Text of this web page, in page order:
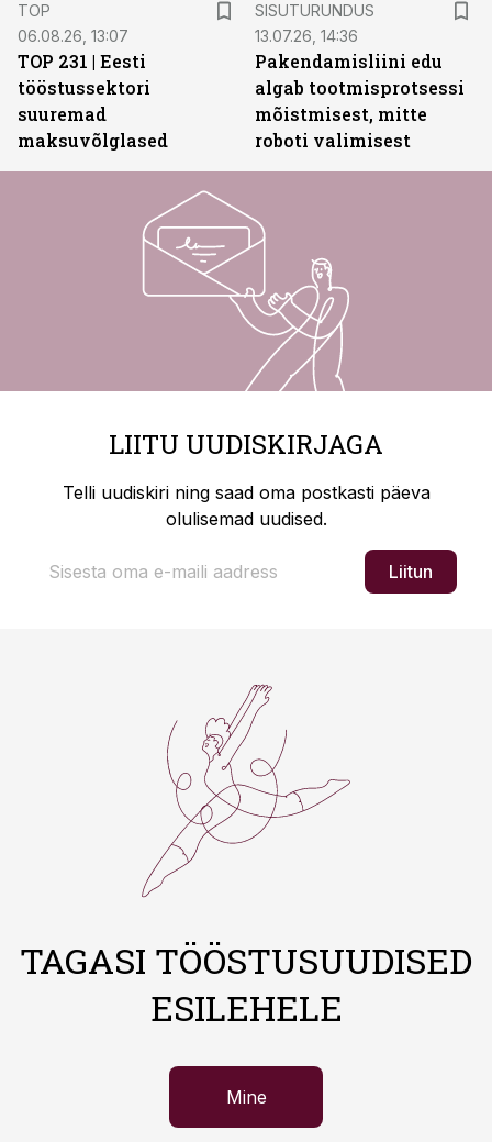
TOP
06.08.26, 13:07
TOP 231 | Eesti
tööstussektori
suuremad
maksuvõlglased
SISUTURUNDUS
13.07.26, 14:36
Pakendamisliini edu
algab tootmisprotsessi
mõistmisest, mitte
roboti valimisest
LIITU UUDISKIRJAGA
Telli uudiskiri ning saad oma postkasti päeva
olulisemad uudised.
Liitun
TAGASI TÖÖSTUSUUDISED
ESILEHELE
Mine